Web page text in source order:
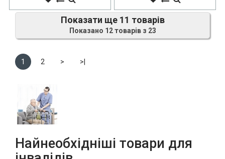
Показати ще 11 товарів
Показано 12 товарів з 23
1 2 > >|
Найнеобхідніші товари для